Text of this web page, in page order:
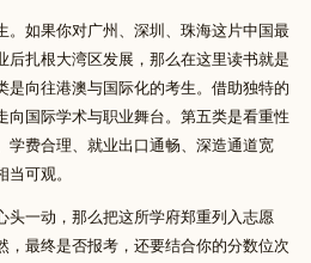
。如果你对广州、深圳、珠海这片中国最
后扎根大湾区发展，那么在这里读书就是
是向往港澳与国际化的考生。借助独特的
向国际学术与职业舞台。第五类是看重性
学费合理、就业出口通畅、深造通道宽
可观。
头一动，那么把这所学府郑重列入志愿
，最终是否报考，还要结合你的分数位次